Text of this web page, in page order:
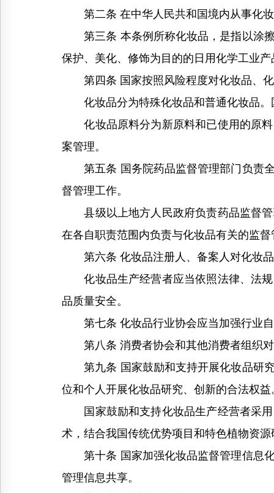
第二条 在中华人民共和国境内从事化妆
第三条 本条例所称化妆品，是指以涂擦
保护、美化、修饰为目的的日用化学工业产
第四条 国家按照风险程度对化妆品、化
化妆品分为特殊化妆品和普通化妆品。
化妆品原料分为新原料和已使用的原料
案管理。
第五条 国务院药品监督管理部门负责全
督管理工作。
县级以上地方人民政府负责药品监督管
在各自职责范围内负责与化妆品有关的监
第六条 化妆品注册人、备案人对化妆品
化妆品生产经营者应当依照法律、法规
品质量安全。
第七条 化妆品行业协会应当加强行业自
第八条 消费者协会和其他消费者组织对
第九条 国家鼓励和支持开展化妆品研究
位和个人开展化妆品研究、创新的合法权益
国家鼓励和支持化妆品生产经营者采用
术，结合我国传统优势项目和特色植物资
第十条 国家加强化妆品监督管理信息化
管理信息共享。